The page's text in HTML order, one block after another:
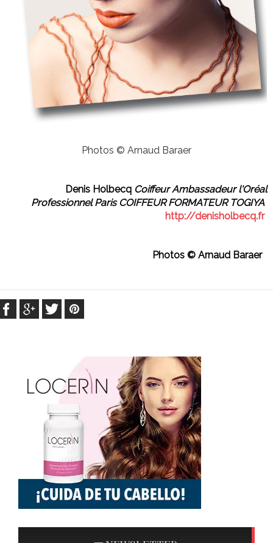
Photos © Arnaud Baraer
Denis Holbecq Coiffeur Ambassadeur l'Oréal
Professionnel Paris COIFFEUR FORMATEUR TOGIYA
http://denisholbecq.fr
Photos © Arnaud Baraer